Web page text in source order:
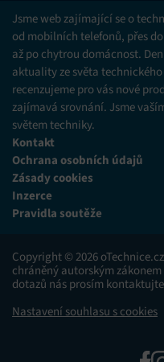
různých zdrojů.
Marketing
Ukládání a/nebo přístup k
omezených údajů k výběru
personalizovanou reklamu,
personalizované reklamy,
personalizovaný obsah,
personalizovaného obsahu,
obsahu.
Funkce
zařízení na základě
informací.
Zajištění bezpečnosti,
voleb ochrany osobních
Jsme web zajímající se o
od mobilních telefonů, přes
až po chytrou domácnost.
aktuality ze světa
recenzujeme pro vás nové
zajímavá srovnání. Jsme
světem techniky.
Kontakt
Ochrana osobních údajů
Zásady cookies
Inzerce
Pravidla soutěže
Copyright © 2026
chráněný autorským
dotazů nás prosím
Nastavení souhlasu s cookies